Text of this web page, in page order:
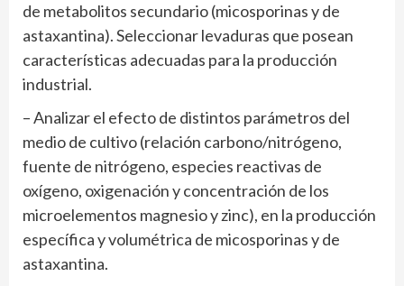
de metabolitos secundario (micosporinas y de
astaxantina). Seleccionar levaduras que posean
características adecuadas para la producción
industrial.
– Analizar el efecto de distintos parámetros del
medio de cultivo (relación carbono/nitrógeno,
fuente de nitrógeno, especies reactivas de
oxígeno, oxigenación y concentración de los
microelementos magnesio y zinc), en la producción
específica y volumétrica de micosporinas y de
astaxantina.